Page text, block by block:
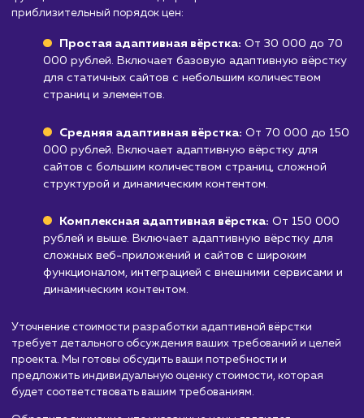
Если ваш проект требует уникальной
вёрстка может не подойти, так как она
ориентирована на универсальность
представления контента.
Узнать почему
Стоимость разработки
сайта
от 30 000 руб.